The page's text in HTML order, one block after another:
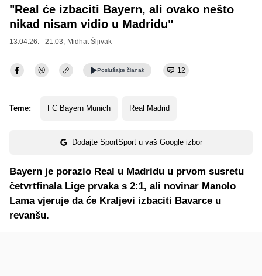
"Real će izbaciti Bayern, ali ovako nešto
nikad nisam vidio u Madridu"
13.04.26. - 21:03, Midhat Šljivak
Poslušajte članak 12
Teme: FC Bayern Munich Real Madrid
Dodajte SportSport u vaš Google izbor
Bayern je porazio Real u Madridu u prvom susretu
četvrtfinala Lige prvaka s 2:1, ali novinar Manolo
Lama vjeruje da će Kraljevi izbaciti Bavarce u
revanšu.